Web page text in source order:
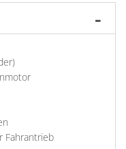
Fahrantrieb